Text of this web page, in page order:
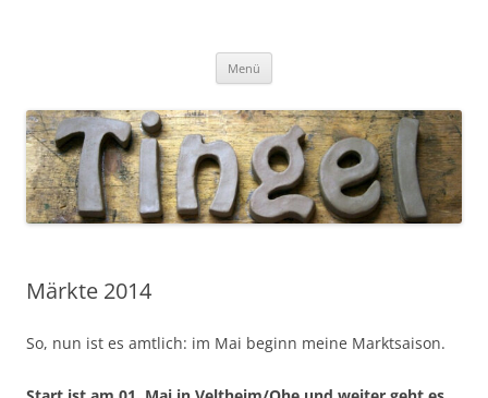
Menü
Märkte 2014
So, nun ist es amtlich: im Mai beginn meine Marktsaison.